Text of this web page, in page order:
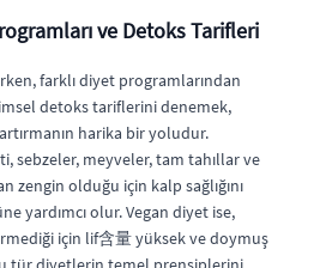
ve Detoks Tarifleri
farklı diyet programlarından
detoks tariflerini denemek,
harika bir yoludur.
sebzeler, meyveler, tam tahıllar ve
zengin olduğu için kalp sağlığını
yardımcı olur. Vegan diyet ise,
için lif含量 yüksek ve doymuş